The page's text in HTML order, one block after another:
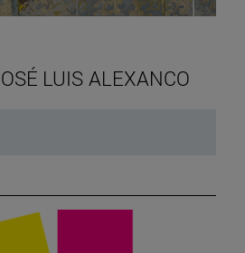
LUIS ALEXANCO